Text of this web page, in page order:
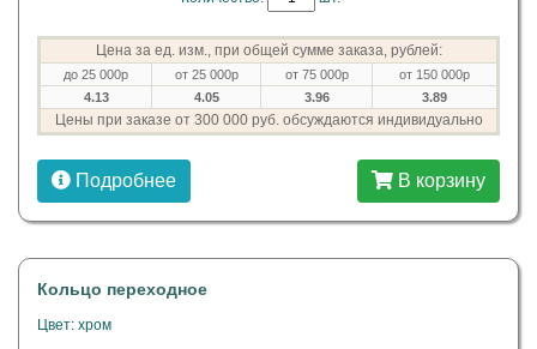
Цена за ед. изм., при общей сумме заказа, рублей:
до 25 000р от 25 000р от 75 000р
от 150 000р
4.13
4.05 3.96 3.89
Цены при заказе от 300 000 руб. обсуждаются индивидуально
Подробнее В корзину
Кольцо переходное
Цвет: хром